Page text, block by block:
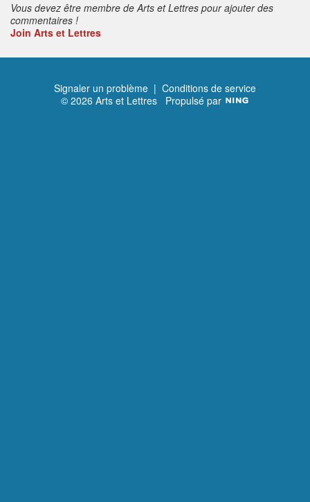
Vous devez être membre de Arts et Lettres pour ajouter des
commentaires !
Join Arts et Lettres
Signaler un problème | Conditions de service
© 2026 Arts et Lettres Propulsé par